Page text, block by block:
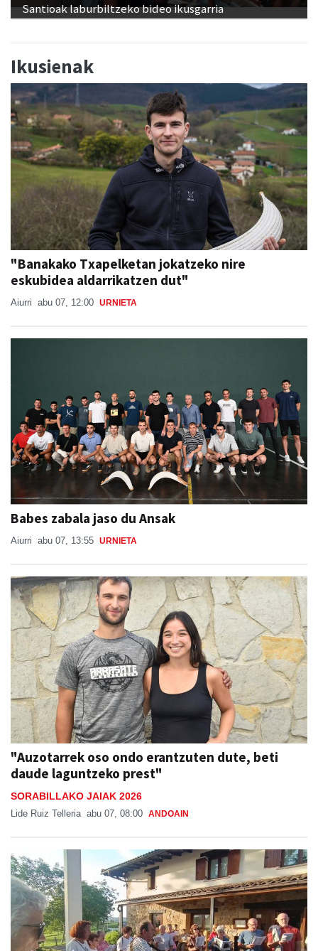
Santioak laburbiltzeko bideo ikusgarria
Ikusienak
"Banakako Txapelketan jokatzeko nire
eskubidea aldarrikatzen dut"
Aiurri abu 07, 12:00 URNIETA
Babes zabala jaso du Ansak
Aiurri abu 07, 13:55 URNIETA
"Auzotarrek oso ondo erantzuten dute, beti
daude laguntzeko prest"
SORABILLAKO JAIAK 2026
Lide Ruiz Telleria abu 07, 08:00 ANDOAIN